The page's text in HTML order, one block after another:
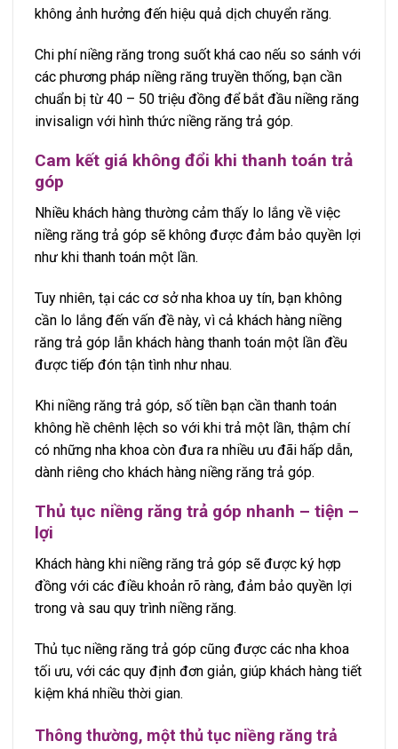
không ảnh hưởng đến hiệu quả dịch chuyển răng.
Chi phí niềng răng trong suốt khá cao nếu so sánh với
các phương pháp niềng răng truyền thống, bạn cần
chuẩn bị từ 40 – 50 triệu đồng để bắt đầu niềng răng
invisalign với hình thức niềng răng trả góp.
Cam kết giá không đổi khi thanh toán trả
góp
Nhiều khách hàng thường cảm thấy lo lắng về việc
niềng răng trả góp sẽ không được đảm bảo quyền lợi
như khi thanh toán một lần.
Tuy nhiên, tại các cơ sở nha khoa uy tín, bạn không
cần lo lắng đến vấn đề này, vì cả khách hàng niềng
răng trả góp lẫn khách hàng thanh toán một lần đều
được tiếp đón tận tình như nhau.
Khi niềng răng trả góp, số tiền bạn cần thanh toán
không hề chênh lệch so với khi trả một lần, thậm chí
có những nha khoa còn đưa ra nhiều ưu đãi hấp dẫn,
dành riêng cho khách hàng niềng răng trả góp.
Thủ tục niềng răng trả góp nhanh – tiện –
lợi
Khách hàng khi niềng răng trả góp sẽ được ký hợp
đồng với các điều khoản rõ ràng, đảm bảo quyền lợi
trong và sau quy trình niềng răng.
Thủ tục niềng răng trả góp cũng được các nha khoa
tối ưu, với các quy định đơn giản, giúp khách hàng tiết
kiệm khá nhiều thời gian.
Thông thường, một thủ tục niềng răng trả